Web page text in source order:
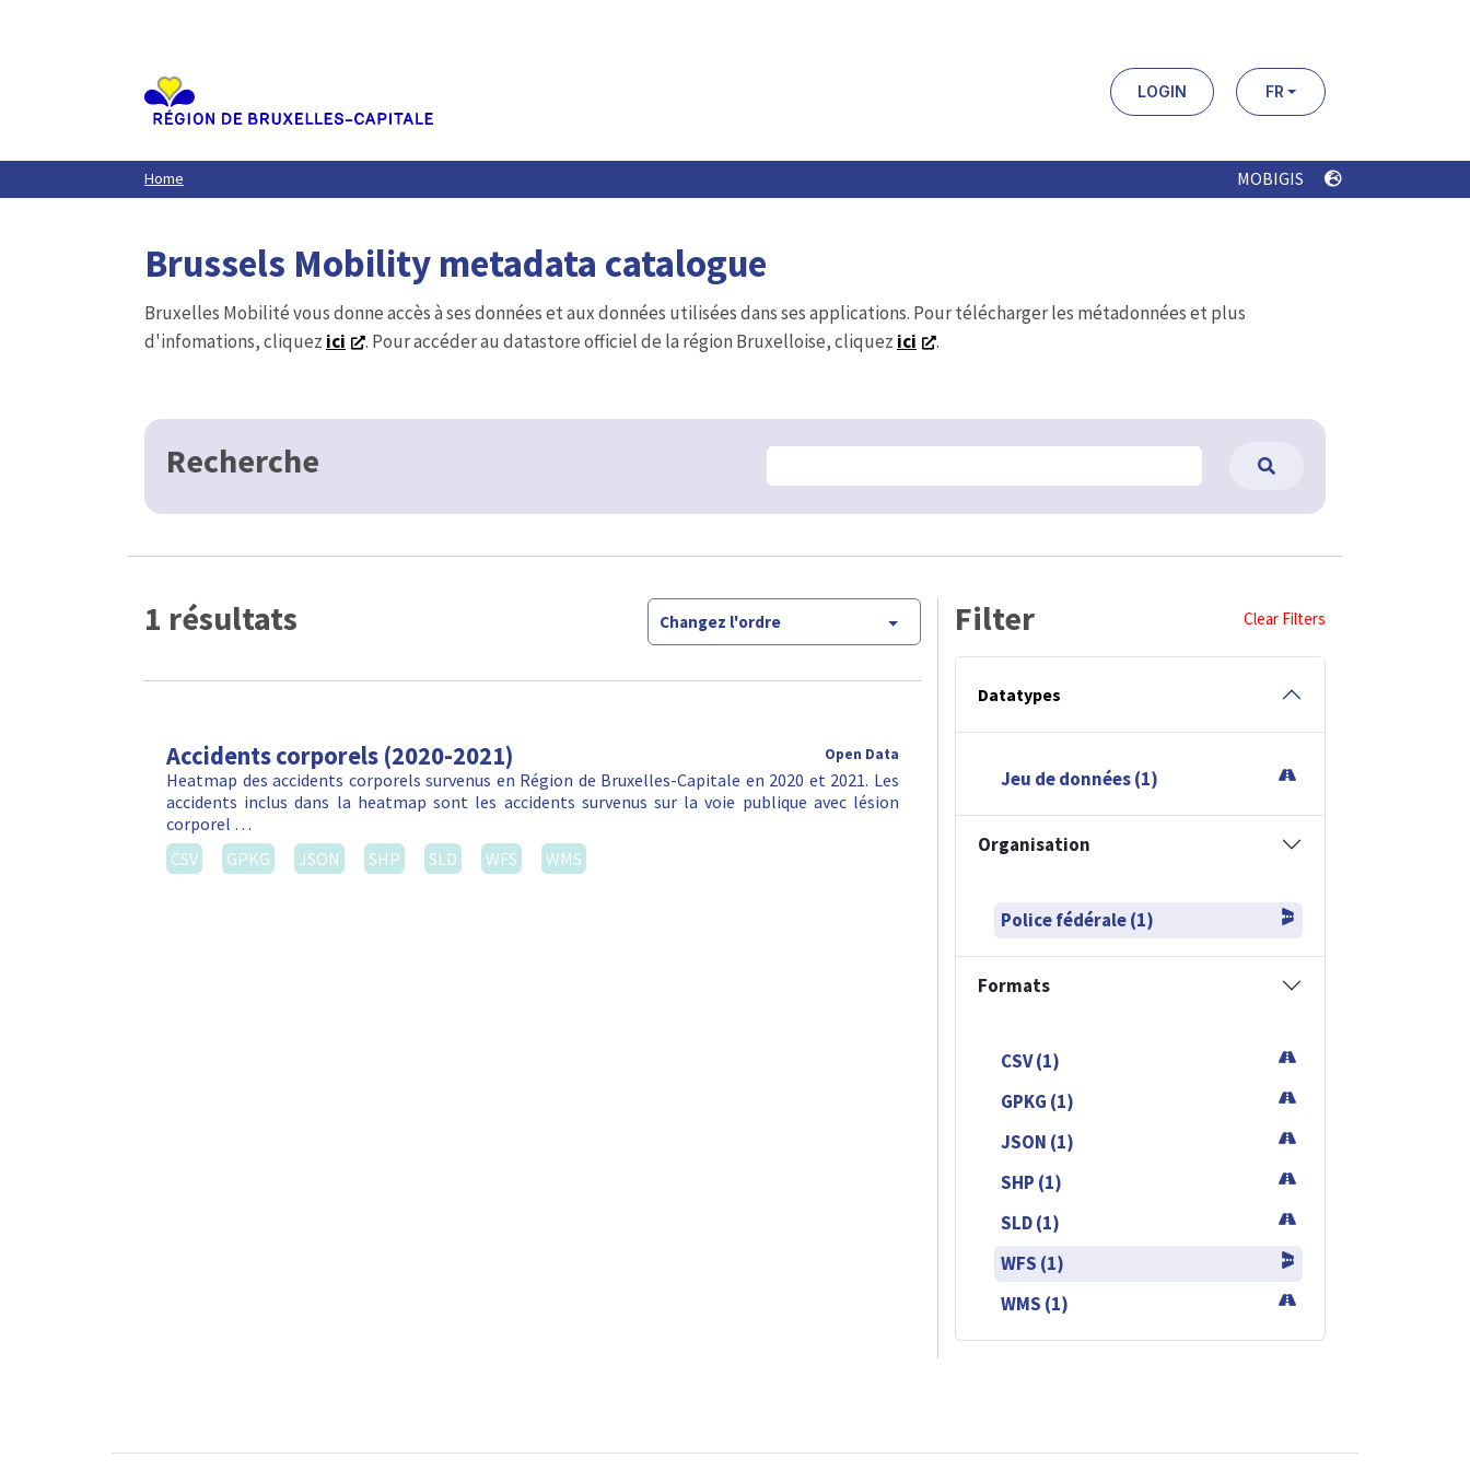
LOGIN FR
Home MOBIGIS
Brussels Mobility metadata catalogue
Bruxelles Mobilité vous donne accès à ses données et aux données utilisées dans ses applications. Pour télécharger les métadonnées et plus
d'infomations, cliquez ici . Pour accéder au datastore officiel de la région Bruxelloise, cliquez ici .
Recherche
1 résultats Changez l'ordre
Accidents corporels (2020-2021) Open Data
Heatmap des accidents corporels survenus en Région de Bruxelles-Capitale en 2020 et 2021. Les
accidents inclus dans la heatmap sont les accidents survenus sur la voie publique avec lésion
corporel …
CSV
GPKG JSON SHP SLD WFS WMS
Filter Clear Filters
Datatypes
Jeu de données (1)
Organisation
Police fédérale (1)
Formats
CSV (1)
GPKG (1)
JSON (1)
SHP (1)
SLD (1)
WFS (1)
WMS (1)